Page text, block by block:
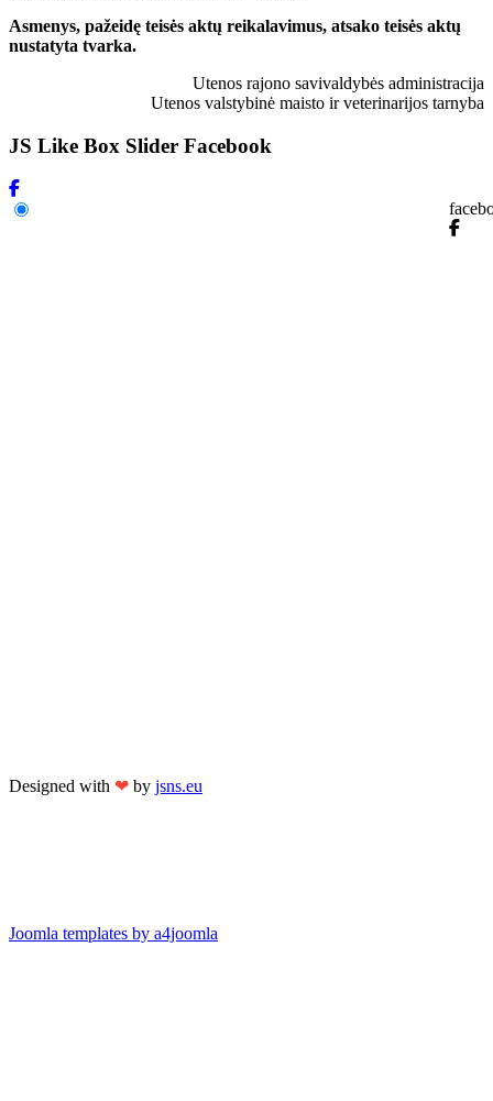
Asmenys, pažeidę teisės aktų reikalavimus, atsako teisės aktų
nustatyta tvarka.
Utenos rajono savivaldybės administracija
Utenos valstybinė maisto ir veterinarijos tarnyba
JS Like Box Slider Facebook
Designed with ❤ by jsns.eu
Joomla templates by a4joomla